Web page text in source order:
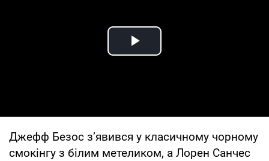
Play Video
Джефф Безос з’явився у класичному чорному
смокінгу з білим метеликом, а Лорен Санчес